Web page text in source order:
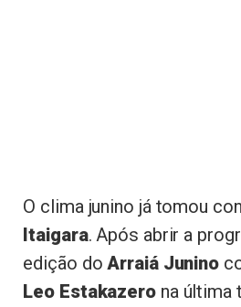
O clima junino já tomou
Itaigara. Após abrir a
edição do Arraiá Junino
Leo Estakazerona última